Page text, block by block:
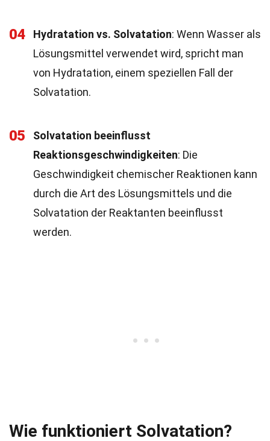
04 Hydratation vs. Solvatation: Wenn Wasser als
Lösungsmittel verwendet wird, spricht man
von Hydratation, einem speziellen Fall der
Solvatation.
05
Solvatation beeinflusst
Reaktionsgeschwindigkeiten: Die
Geschwindigkeit chemischer Reaktionen kann
durch die Art des Lösungsmittels und die
Solvatation der Reaktanten beeinflusst
werden.
Wie funktioniert Solvatation?